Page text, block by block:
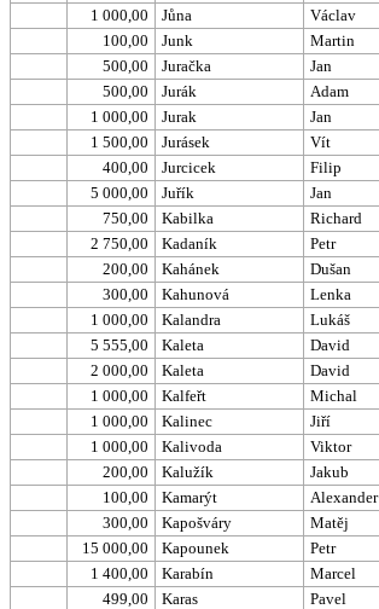
1 000,00
Jůna
Václav
100,00
Junk
Martin
500,00
Juračka
Jan
500,00
Jurák
Adam
1 000,00
Jurak
Jan
1 500,00
Jurásek
Vít
400,00
Jurcicek
Filip
5 000,00
Juřík
Jan
750,00
Kabilka
Richard
2 750,00
Kadaník
Petr
200,00
Kahánek
Dušan
300,00
Kahunová
Lenka
1 000,00
Kalandra
Lukáš
5 555,00
Kaleta
David
2 000,00
Kaleta
David
1 000,00
Kalfeřt
Michal
1 000,00
Kalinec
Jiří
1 000,00
Kalivoda
Viktor
200,00
Kalužík
Jakub
100,00
Kamarýt
Alexander
300,00
Kapošváry
Matěj
15 000,00
Kapounek
Petr
1 400,00
Karabín
Marcel
499,00
Karas
Pavel